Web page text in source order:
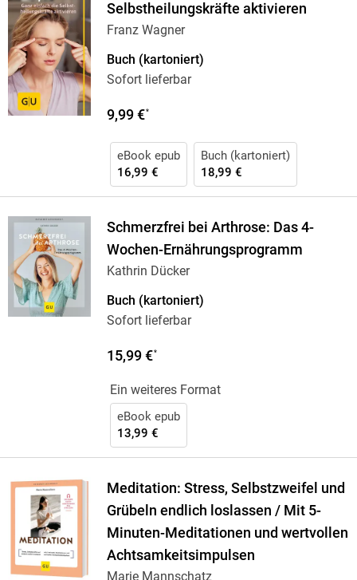
Selbstheilungskräfte aktivieren
Franz Wagner
Buch (kartoniert)
Sofort lieferbar
9,99 €*
eBook epub
16,99 €
Buch (kartoniert)
18,99 €
Schmerzfrei bei Arthrose: Das 4-
Wochen-Ernährungsprogramm
Kathrin Dücker
Buch (kartoniert)
Sofort lieferbar
15,99 €*
Ein weiteres Format
eBook epub
13,99 €
Meditation: Stress, Selbstzweifel und
Grübeln endlich loslassen / Mit 5-
Minuten-Meditationen und wertvollen
Achtsamkeitsimpulsen
Marie Mannschatz